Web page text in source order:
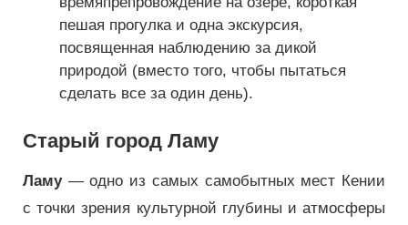
пешая прогулка и одна экскурсия,
посвященная наблюдению за дикой
природой (вместо того, чтобы пытаться
сделать все за один день).
Старый город Ламу
Ламу— одно из самых самобытных мест Кении
с точки зрения культурной глубины и атмосферы